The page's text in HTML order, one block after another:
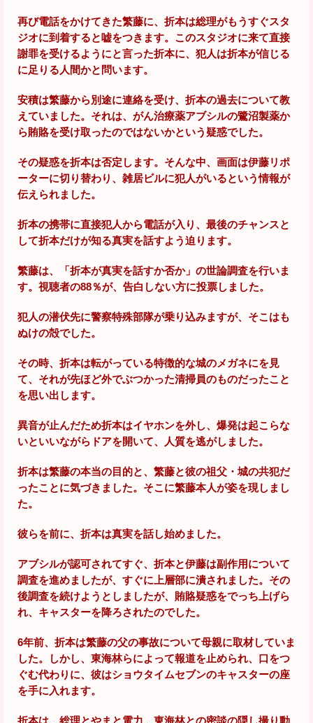
再び電話をかけてきた繁藤に、折本は総理がもうすぐスタ
ジオに到着すると嘘をつきます。このスタジオに来て直接
謝罪を受けるようにと言った折本に、犯人は折本が信じる
に足りる人間かと問います。
安積は繁藤から別途に連絡を受け、折本の過去について教
えていました。それは、がん治療薬アブシルの鷺沼製薬か
ら賄賂を受け取ったのではないかという疑惑でした。
その疑惑を折本は否定します。そんな中、画面は伊藤リポ
ーターに切り替わり、雑居ビルに犯人がいるという情報が
伝えられました。
折本の携帯に直接犯人から電話が入り、最後のチャンスと
して折本だけが知る真実を話すよう迫ります。
繁藤は、「折本が真実を話すか否か」の世論調査を行いま
す。視聴者の88％が、告白しない方に投票しました。
犯人の潜伏先に警察特殊部隊が乗り込みますが、そこはも
ぬけの殻でした。
その時、折本は転がっている特徴的な城のメガネにを見
て、それが先ほど外でぶつかった清掃員のものだったこと
を思い出します。
異音が止んだため折本はイヤホンを外し、爆発は起こらな
いといいながらドアを開いて、人質を逃がしました。
折本は繁藤の本当の目的と、繁藤と彼の祖父・城の共犯だ
ったことに気づきました。そこに繁藤本人が姿を現しまし
た。
彼らを前に、折本は真実を話し始めました。
アブシルが認可されてすぐ、折本と伊藤は副作用について
調査を進めましたが、すぐに上層部に潰されました。その
後調査を続けようとしましたが、賄賂疑惑をでっち上げら
れ、キャスターを降ろされたのでした。
6年前、折本は繁藤の父の事故について母親に取材していま
した。しかし、東海林らによって報道を止められ、口をつ
ぐむ代わりに、彼はショウタイムセブンのキャスターの座
を手に入れます。